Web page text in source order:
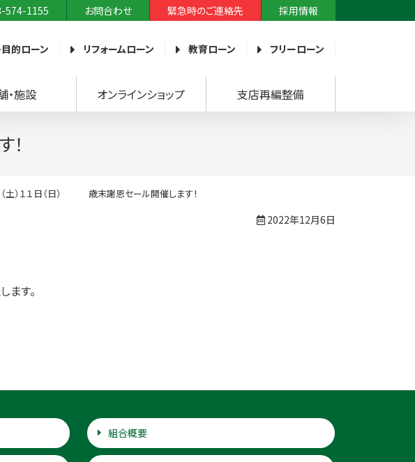
574-1155 お問合わせ 緊急時のご連絡先 採用情報
的ローン リフォームローン 教育ローン フリーローン
・施設 オンラインショップ 支店再編整備
（土）１１日（日） 歳末謝恩セール開催します！
2022年12月6日
す。
組合概要